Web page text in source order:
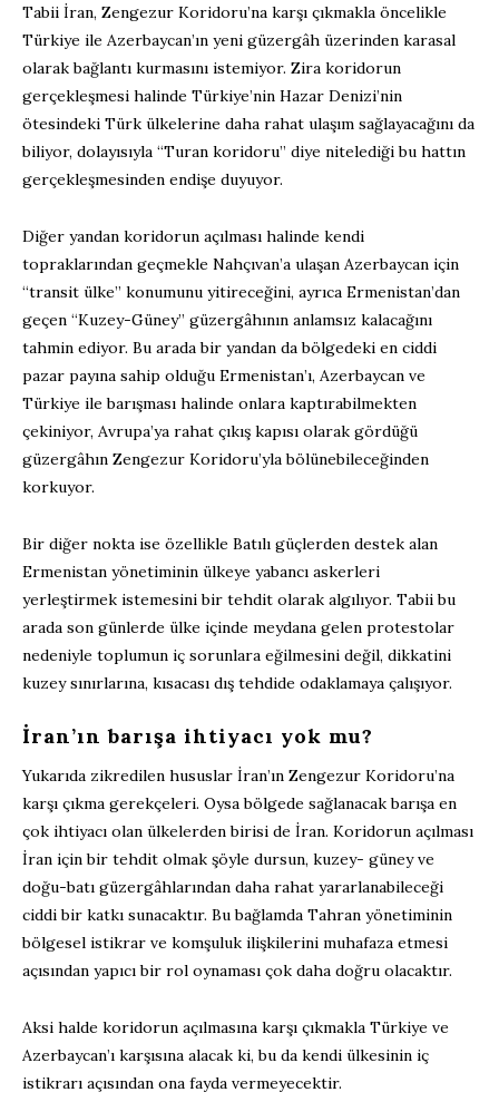
Tabii İran, Zengezur Koridoru’na karşı çıkmakla öncelikle
Türkiye ile Azerbaycan’ın yeni güzergâh üzerinden karasal
olarak bağlantı kurmasını istemiyor. Zira koridorun
gerçekleşmesi halinde Türkiye’nin Hazar Denizi’nin
ötesindeki Türk ülkelerine daha rahat ulaşım sağlayacağını da
biliyor, dolayısıyla “Turan koridoru” diye nitelediği bu hattın
gerçekleşmesinden endişe duyuyor.
Diğer yandan koridorun açılması halinde kendi
topraklarından geçmekle Nahçıvan’a ulaşan Azerbaycan için
“transit ülke” konumunu yitireceğini, ayrıca Ermenistan’dan
geçen “Kuzey-Güney” güzergâhının anlamsız kalacağını
tahmin ediyor. Bu arada bir yandan da bölgedeki en ciddi
pazar payına sahip olduğu Ermenistan’ı, Azerbaycan ve
Türkiye ile barışması halinde onlara kaptırabilmekten
çekiniyor, Avrupa’ya rahat çıkış kapısı olarak gördüğü
güzergâhın Zengezur Koridoru’yla bölünebileceğinden
korkuyor.
Bir diğer nokta ise özellikle Batılı güçlerden destek alan
Ermenistan yönetiminin ülkeye yabancı askerleri
yerleştirmek istemesini bir tehdit olarak algılıyor. Tabii bu
arada son günlerde ülke içinde meydana gelen protestolar
nedeniyle toplumun iç sorunlara eğilmesini değil, dikkatini
kuzey sınırlarına, kısacası dış tehdide odaklamaya çalışıyor.
İran’ın barışa ihtiyacı yok mu?
Yukarıda zikredilen hususlar İran’ın Zengezur Koridoru’na
karşı çıkma gerekçeleri. Oysa bölgede sağlanacak barışa en
çok ihtiyacı olan ülkelerden birisi de İran. Koridorun açılması
İran için bir tehdit olmak şöyle dursun, kuzey- güney ve
doğu-batı güzergâhlarından daha rahat yararlanabileceği
ciddi bir katkı sunacaktır. Bu bağlamda Tahran yönetiminin
bölgesel istikrar ve komşuluk ilişkilerini muhafaza etmesi
açısından yapıcı bir rol oynaması çok daha doğru olacaktır.
Aksi halde koridorun açılmasına karşı çıkmakla Türkiye ve
Azerbaycan’ı karşısına alacak ki, bu da kendi ülkesinin iç
istikrarı açısından ona fayda vermeyecektir.